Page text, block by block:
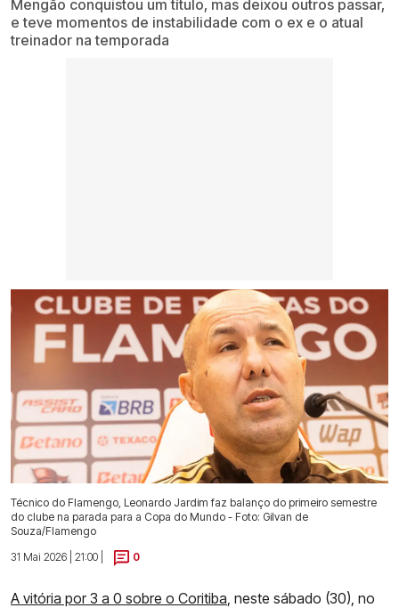
Mengão conquistou um título, mas deixou outros passar,
e teve momentos de instabilidade com o ex e o atual
treinador na temporada
Técnico do Flamengo, Leonardo Jardim faz balanço do primeiro semestre
do clube na parada para a Copa do Mundo - Foto: Gilvan de
Souza/Flamengo
31 Mai 2026 | 21:00 |
0
A vitória por 3 a 0 sobre o Coritiba , neste sábado (30), no